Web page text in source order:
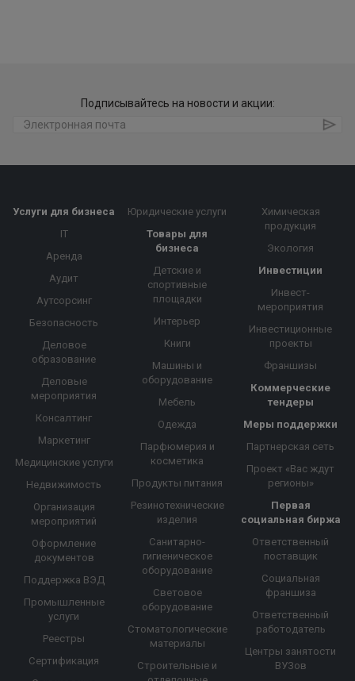
Подписывайтесь на новости и акции:
Услуги для бизнеса
IT
Аренда
Аудит
Аутсорсинг
Безопасность
Деловое
образование
Деловые
мероприятия
Консалтинг
Маркетинг
Медицинские услуги
Недвижимость
Организация
мероприятий
Оформление
документов
Поддержка ВЭД
Промышленные
услуги
Реестры
Сертификация
Юридические услуги
Товары для
бизнеса
Детские и
спортивные
площадки
Интерьер
Книги
Машины и
оборудование
Мебель
Одежда
Парфюмерия и
косметика
Продукты питания
Резинотехнические
изделия
Санитарно-
гигиеническое
оборудование
Световое
оборудование
Стоматологические
материалы
Строительные и
Химическая
продукция
Экология
Инвестиции
Инвест-
мероприятия
Инвестиционные
проекты
Франшизы
Коммерческие
тендеры
Меры поддержки
Партнерская сеть
Проект «Вас ждут
регионы»
Первая
социальная биржа
Ответственный
поставщик
Социальная
франшиза
Ответственный
работодатель
Центры занятости
ВУЗов